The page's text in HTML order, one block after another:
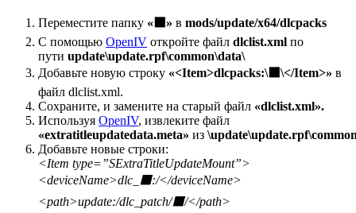
Переместите папку «⬛» в mods/update/x64/dlcpacks
С помощью OpenIV откройте файл dlclist.xml по
пути update\update.rpf\common\data\
Добавьте новую строку «<Item>dlcpacks:\⬛\</Item>» в
файл dlclist.xml.
Сохраните, и замените на старый файл «dlclist.xml».
Используя OpenIV, извлеките файл
«extratitleupdatedata.meta» из
Добавьте новые строки:
<Item type=”SExtraTitleUpdateMount”>
<deviceName>dlc_⬛:/</deviceName>
<path>update:/dlc_patch/⬛/</path>